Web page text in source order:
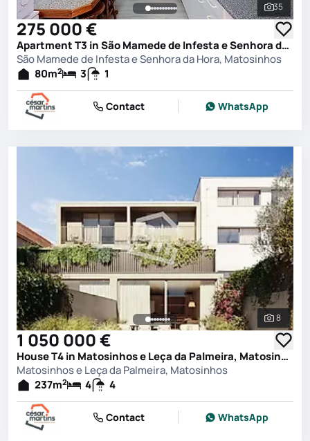
See all
35
275 000 €
Apartment T3 in São Mamede de Infesta e Senhora da Hora, Matosinhos
São Mamede de Infesta e Senhora da Hora, Matosinhos
80m2 3 1
Contact WhatsApp
See all
8
1 050 000 €
House T4 in Matosinhos e Leça da Palmeira, Matosinhos
Matosinhos e Leça da Palmeira, Matosinhos
237m2 4 4
Contact WhatsApp